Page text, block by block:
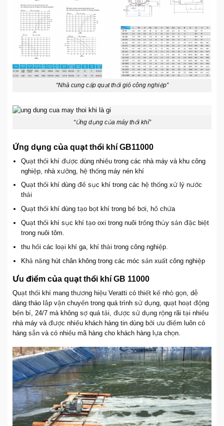
“Nhà cung cấp quạt thổi gió công nghiệp”
“Ứng dụng của máy thổi khí”
Ứng dụng của quạt thổi khí GB11000
Quạt thổi khí được dùng nhiều trong các nhà máy và khu công
nghiệp, nhà xưởng, hệ thống máy nén khí
Quạt thổi khí dùng để sục khí trong các hệ thống xử lý nước
thải
Quạt thổi khí dùng tạo bọt khí trong bể bơi, hồ chứa
Quạt thổi khí sục khí tạo oxi trong nuôi trồng thủy sản đặc biệt
trong nuôi tôm.
thu hồi các loại khí ga, khí thải trong công nghiệp.
Khả năng hút chân không trong các móc sản xuất công nghiệp
Ưu điểm của quạt thổi khí GB 11000
Quạt thổi khí mang thương hiệu Veratti có thiết kế nhỏ gọn, dễ
dàng tháo lắp vận chuyển trong quá trình sử dụng, quạt hoạt động
bền bỉ, 24/7 mà không sợ quá tải, được sử dụng rộng rãi tại nhiều
nhà máy và được nhiều khách hàng tin dùng bởi ưu điểm luôn có
hàng sẵn và có nhiều mã hàng cho khách hàng lựa chọn.